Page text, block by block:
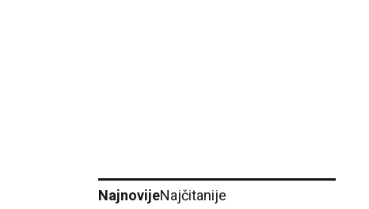
NajnovijeNajčitanije